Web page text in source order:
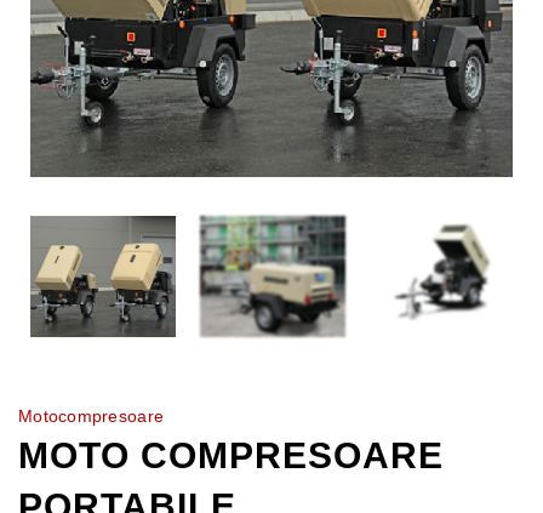
Motocompresoare
MOTO COMPRESOARE